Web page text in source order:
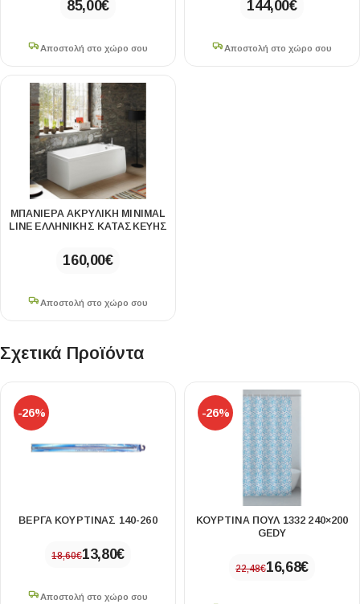
85,00€
Αποστολή στο χώρο σου
144,00€
Αποστολή στο χώρο σου
ΜΠΑΝΙΕΡΑ ΑΚΡΥΛΙΚΗ MINIMAL
LINE ΕΛΛΗΝΙΚΗΣ ΚΑΤΑΣΚΕΥΗΣ
160,00€
Αποστολή στο χώρο σου
Σχετικά Προϊόντα
-26%
ΒΕΡΓΑ ΚΟΥΡΤΙΝΑΣ 140-260
18,60€13,80€
Αποστολή στο χώρο σου
-26%
ΚΟΥΡΤΙΝΑ ΠΟΥΛ 1332 240×200
GEDY
22,48€16,68€